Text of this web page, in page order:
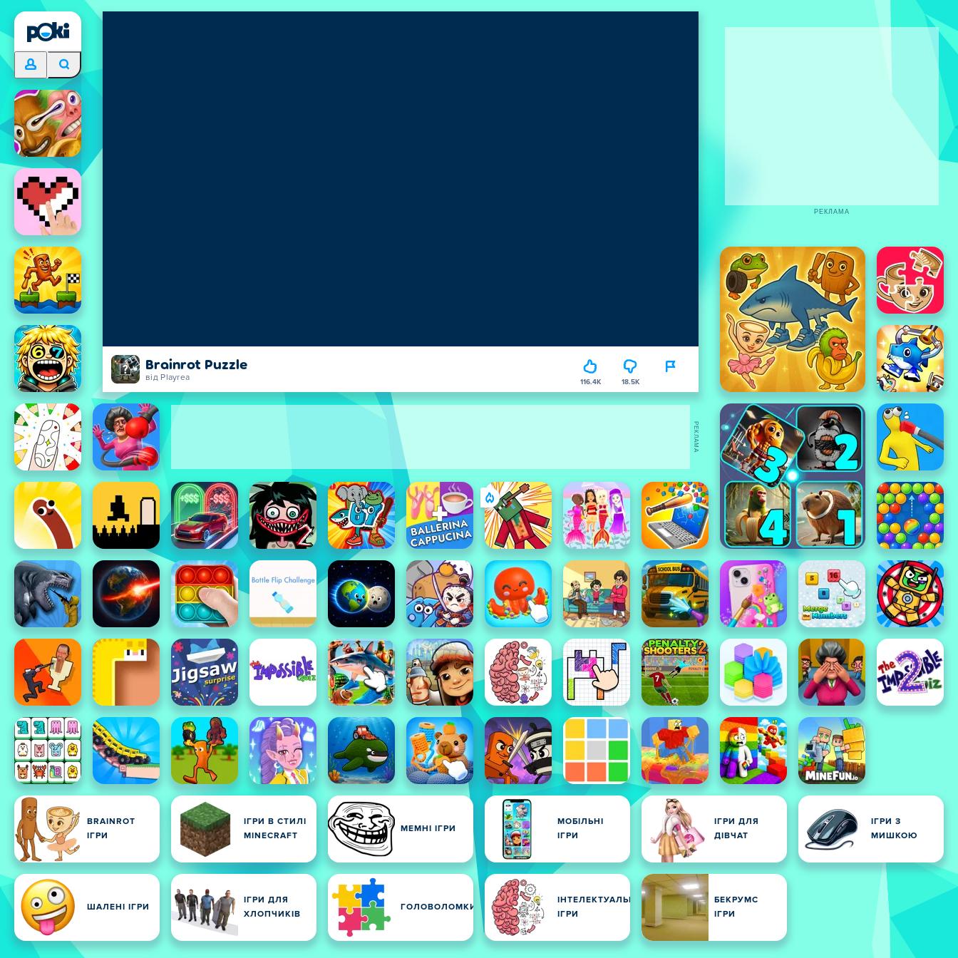
Brainrot Puzzle
від Playrea 116.4K 18.5K
BRAINROT
ІГРИ
ІГРИ В СТИЛІ
MINECRAFT
МЕМНІ ІГРИ
МОБІЛЬНІ
ІГРИ
ІГРИ ДЛЯ
ДІВЧАТ
ІГРИ З
МИШКОЮ
ШАЛЕНІ ІГРИ
ІГРИ ДЛЯ
ХЛОПЧИКІВ
ГОЛОВОЛОМКИ
ІНТЕЛЕКТУАЛЬНІ
ІГРИ
БЕКРУМС
ІГРИ
РЕКЛАМА
РЕКЛАМА